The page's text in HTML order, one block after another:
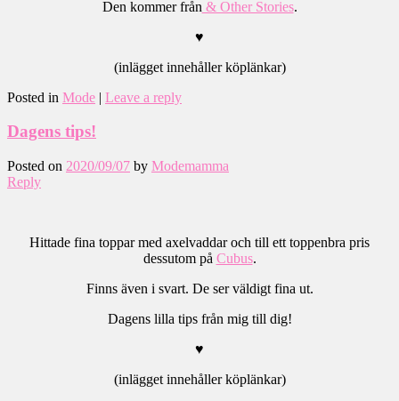
Den kommer från & Other Stories.
♥
(inlägget innehåller köplänkar)
Posted in Mode | Leave a reply
Dagens tips!
Posted on 2020/09/07 by Modemamma
Reply
Hittade fina toppar med axelvaddar och till ett toppenbra pris
dessutom på Cubus.
Finns även i svart. De ser väldigt fina ut.
Dagens lilla tips från mig till dig!
♥
(inlägget innehåller köplänkar)